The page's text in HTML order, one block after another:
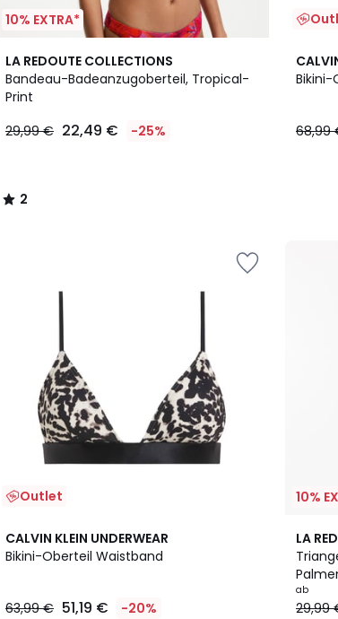
10% EXTRA*
LA REDOUTE COLLECTIONS
Bandeau-Badeanzugoberteil, Tropical-
Print
29,99 € 22,49 € -25%
2
/
5
2
/
Bikini-
68,99
Outlet
CALVIN KLEIN UNDERWEAR
Bikini-Oberteil Waistband
63,99 € 51,19 € -20%
10%
LA
ab
29,99